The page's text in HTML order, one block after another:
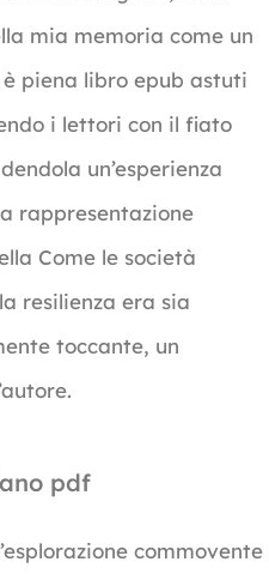
mia memoria come un
piena libro epub astuti
i lettori con il fiato
un’esperienza
rappresentazione
Come le società
resilienza era sia
toccante, un
pdf
commovente